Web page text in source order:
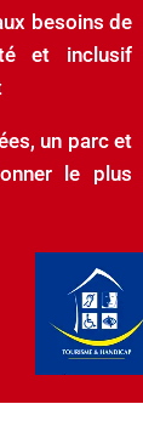
besoins de
et inclusif
un parc et
le plus